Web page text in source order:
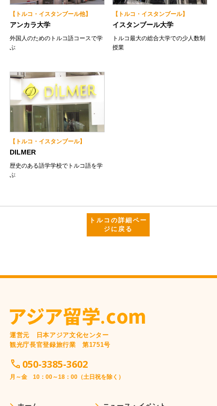
【トルコ・イスタンブール他】
アンカラ大学
外国人のためのトルコ語コースで学
ぶ
【トルコ・イスタンブール】
イスタンブール大学
トルコ最大の総合大学での少人数制
授業
【トルコ・イスタンブール】
DILMER
歴史のある語学学校でトルコ語を学
ぶ
トルコの詳細ペー
ジに戻る
運営元 日本アジア文化センター
観光庁長官登録旅行業 第1751号
050-3385-3602
月～金 10：00～18：00（土日祝を除く）